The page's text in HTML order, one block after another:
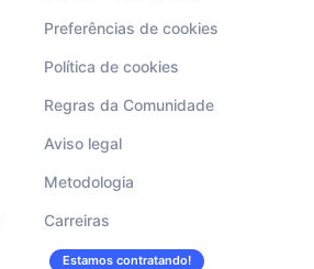
Preferências de cookies
Política de cookies
Regras da Comunidade
Aviso legal
Metodologia
Carreiras
Estamos contratando!